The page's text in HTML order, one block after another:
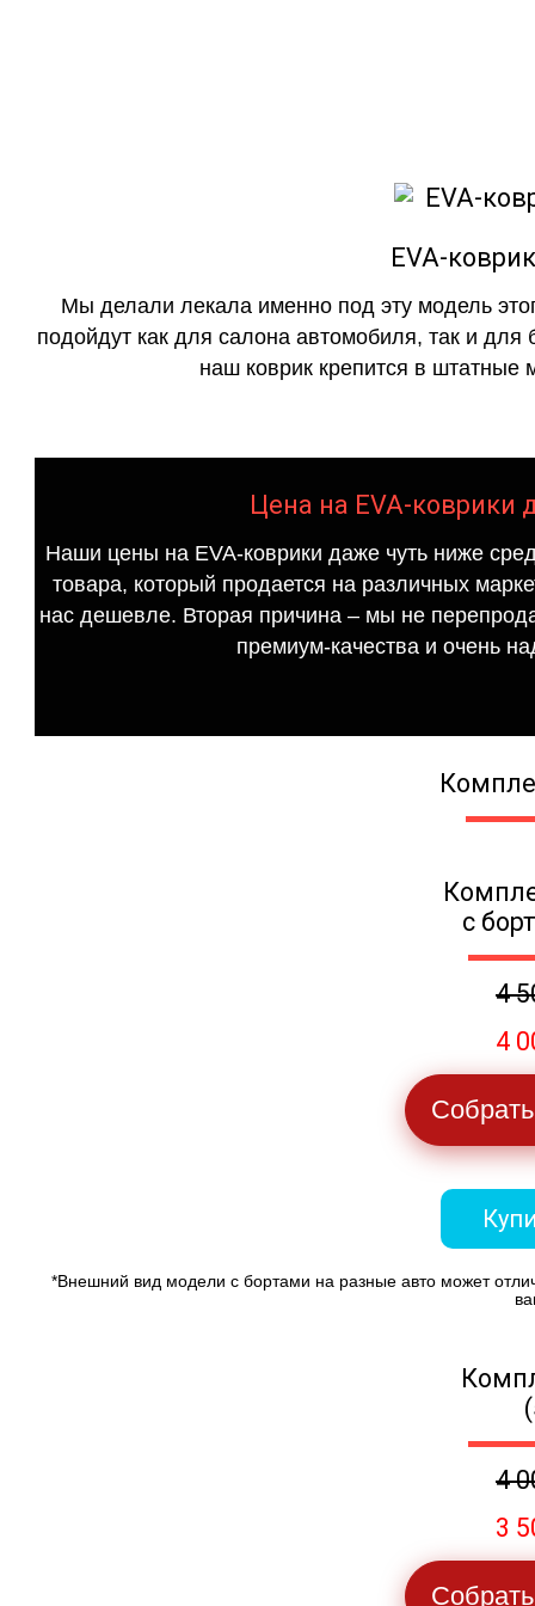
EVA-
Мы делали лекала именно под эту модель
подойдут как для салона автомобиля, так и для
наш коврик крепится в штатные
Цена на EVA-коврики
Наши цены на EVA-коврики даже чуть ниже
товара, который продается на различных
нас дешевле. Вторая причина – мы не
премиум-качества и очень
с
4
4
*Внешний вид модели с бортами на разные авто может
4
3